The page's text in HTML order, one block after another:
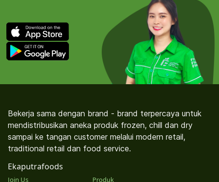
Bekerja sama dengan brand - brand terpercaya untuk
mendistribusikan aneka produk frozen, chill dan dry
sampai ke tangan customer melalui modern retail,
traditional retail dan food service.
Ekaputrafoods
Join Us
Produk